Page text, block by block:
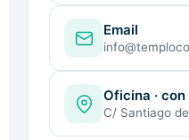
Email
Oficina ·
C/ Santiago